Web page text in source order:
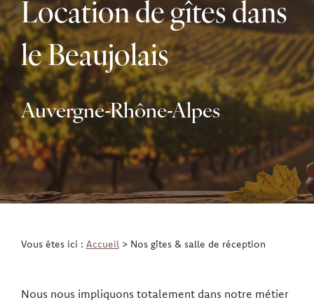
Location de gîtes dans
le Beaujolais
Auvergne-Rhône-Alpes
Vous êtes ici : Accueil> Nos gîtes & salle de réception
Nous nous impliquons totalement dans notre métier